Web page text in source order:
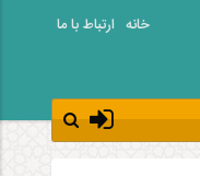
خانه ارتباط با ما